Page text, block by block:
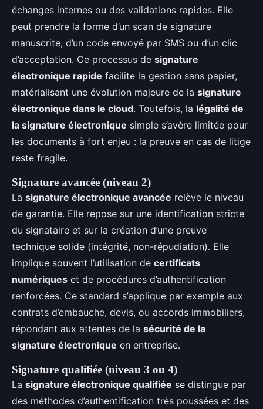
échanges internes ou des validations rapides. Elle
peut prendre la forme d’un scan de signature
manuscrite, d’un code envoyé par SMS ou d’un clic
d’acceptation. Ce processus de signature
électronique rapide facilite la gestion sans papier,
matérialisant une évolution majeure de la signature
électronique dans le cloud. Toutefois, la légalité de
la signature électronique simple s’avère limitée pour
les documents à fort enjeu : la preuve en cas de litige
reste fragile.
Signature avancée (niveau 2)
La signature électronique avancée relève le niveau
de garantie. Elle repose sur une identification stricte
du signataire et sur la création d’une preuve
technique solide (intégrité, non-répudiation). Elle
implique souvent l’utilisation de certificats
numériques et de procédures d’authentification
renforcées. Ce standard s’applique par exemple aux
contrats d’embauche, devis, ou accords immobiliers,
répondant aux attentes de la sécurité de la
signature électronique en entreprise.
Signature qualifiée (niveau 3 ou 4)
La signature électronique qualifiée se distingue par
des méthodes d’authentification très poussées et des